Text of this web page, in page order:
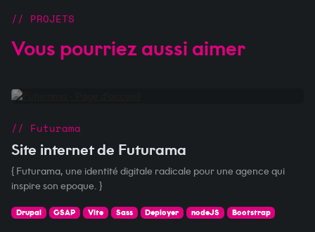
PROJETS
Vous pourriez aussi aimer
// Futurama
Site internet de Futurama
{ Futurama, une identité digitale radicale pour une agence qui
inspire son epoque. }
Drupal GSAP Vite Sass Deployer nodeJS Bootstrap